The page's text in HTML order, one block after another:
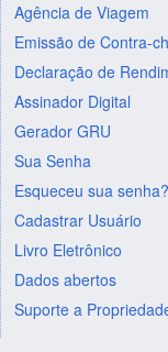
Agência de Viagem
Emissão de Contra-
Declaração de
Assinador Digital
Gerador GRU
Sua Senha
Esqueceu sua senha?
Cadastrar Usuário
Livro Eletrônico
Dados abertos
Suporte a